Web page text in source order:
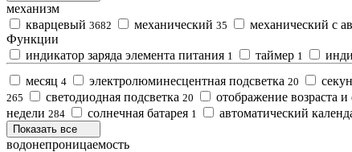
механизм
кварцевый 3682 механический 35 механический с
Функции
индикатор зарядa элемента питания 1 таймер 1
месяц 4 электролюминесцентная подсветка 20
265 светодиодная подсветка 20 отображение возраста
недели 284 солнечная батарея 1 автоматический
Показать все
водонепроницаемость